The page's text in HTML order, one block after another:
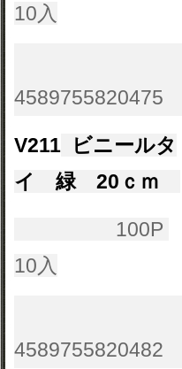
10入
4589755820475
V211ビニールタ
イ 緑 20ｃｍ
100P
10入
4589755820482